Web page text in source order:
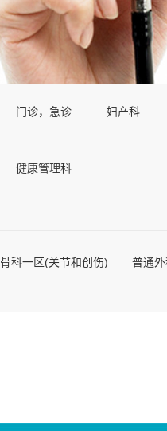
门诊，急诊 妇产科
健康管理科
骨科一区(关节和创伤) 普通